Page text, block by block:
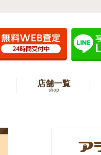
店舗一覧
shop